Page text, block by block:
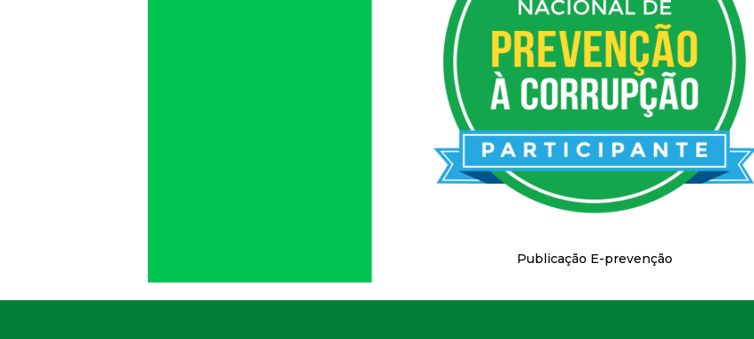
Publicação E-prevenção